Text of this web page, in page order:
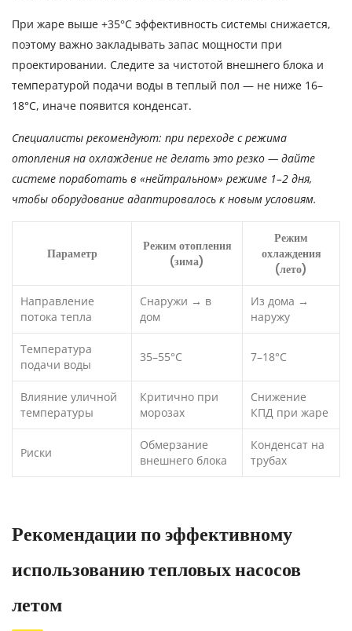
При жаре выше +35°C эффективность системы снижается,
поэтому важно закладывать запас мощности при
проектировании. Следите за чистотой внешнего блока и
температурой подачи воды в теплый пол — не ниже 16–
18°C, иначе появится конденсат.
Специалисты рекомендуют: при переходе с режима
отопления на охлаждение не делать это резко — дайте
системе поработать в «нейтральном» режиме 1–2 дня,
чтобы оборудование адаптировалось к новым условиям.
Параметр
Режим отопления
(зима)
Режим
охлаждения
(лето)
Направление
потока тепла
Снаружи → в
дом
Из дома →
наружу
Температура
подачи воды
35–55°C 7–18°C
Влияние уличной
температуры
Критично при
морозах
Снижение
КПД при жаре
Риски
Обмерзание
внешнего блока
Конденсат на
трубах
Рекомендации по эффективному
использованию тепловых насосов
летом